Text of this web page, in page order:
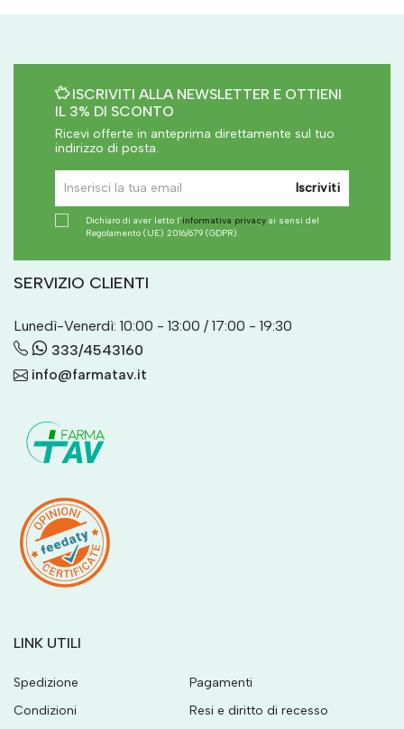
ISCRIVITI ALLA NEWSLETTER E OTTIENI
IL 3% DI SCONTO
Ricevi offerte in anteprima direttamente sul tuo
indirizzo di posta.
Iscriviti
Dichiaro di aver letto l'informativa privacy ai sensi del
Regolamento (UE) 2016/679 (GDPR).
SERVIZIO CLIENTI
Lunedì-Venerdì: 10:00 - 13:00 / 17:00 - 19:30
333/4543160
info@farmatav.it
LINK UTILI
Spedizione
Pagamenti
Condizioni
Resi e diritto di recesso